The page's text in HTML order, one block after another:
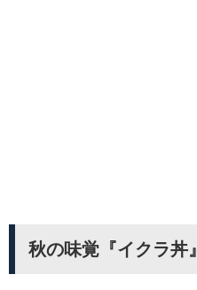
秋の味覚『イクラ丼』